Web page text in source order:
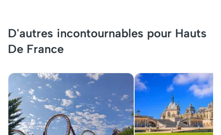
D'autres incontournables pour Hauts
De France